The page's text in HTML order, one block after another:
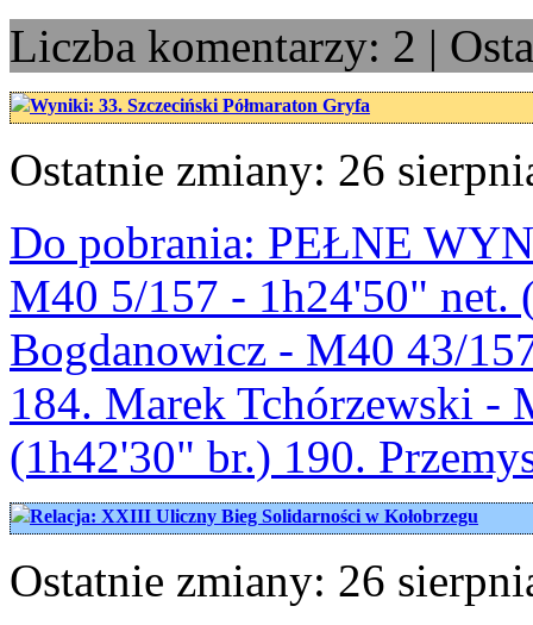
Liczba komentarzy: 2 |
Wyniki: 33. Szczeciński Półmaraton Gryfa
Ostatnie zmiany: 26
Do pobrania: PEŁNE
M40 5/157 - 1h24'50" net.
Bogdanowicz - M40 43/
184. Marek Tchórzewski -
(1h42'30" br.) 190.
Relacja: XXIII Uliczny Bieg Solidarności w Kołobrzegu
Ostatnie zmiany: 26